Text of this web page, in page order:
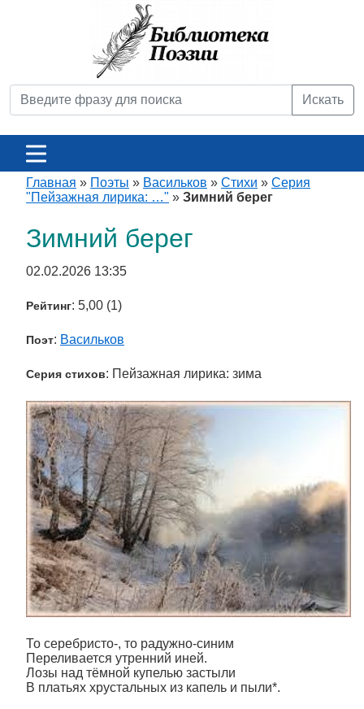
Искать
Главная » Поэты » Васильков » Стихи » Серия
"Пейзажная лирика: …" » Зимний берег
Зимний берег
02.02.2026 13:35
Рейтинг: 5,00 (1)
Поэт: Васильков
Серия стихов: Пейзажная лирика: зима
То серебристо-, то радужно-синим
Переливается утренний иней.
Лозы над тёмной купелью застыли
В платьях хрустальных из капель и пыли*.